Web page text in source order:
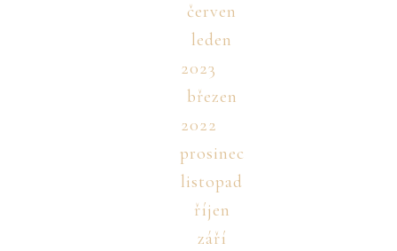
červen
leden
2023
březen
2022
prosinec
listopad
říjen
září